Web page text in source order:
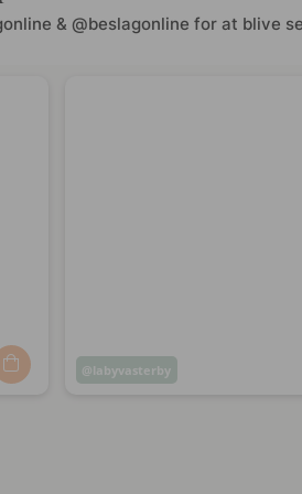
& @beslagonline for at blive
Opslag
labyvasterby